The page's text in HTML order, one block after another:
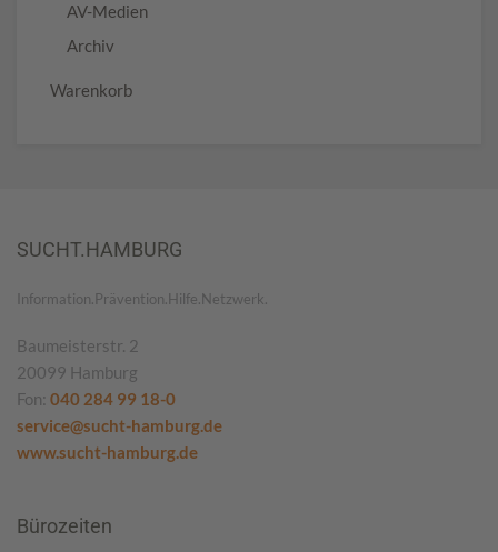
AV-Medien
Archiv
Warenkorb
SUCHT.HAMBURG
Information.Prävention.Hilfe.Netzwerk.
Baumeisterstr. 2
20099 Hamburg
Fon: 040 284 99 18-0
service@sucht-hamburg.de
www.sucht-hamburg.de
Bürozeiten